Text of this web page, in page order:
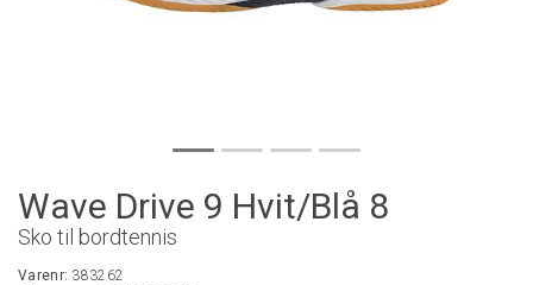
Wave Drive 9 Hvit/Blå 8
Sko til bordtennis
Varenr: 383262